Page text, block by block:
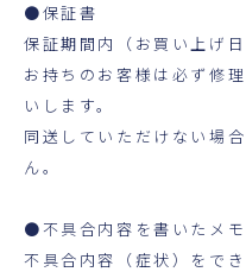
●保証書
保証期間内（お買い上げ
お持ちのお客様は必ず修
いします。
同送していただけない場
ん。
●不具合内容を書いたメモ
不具合内容（症状）をで